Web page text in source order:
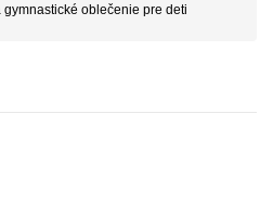
gymnastické oblečenie pre deti